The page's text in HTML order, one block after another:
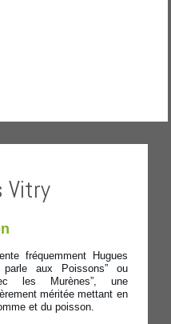
Vitry
fréquemment Hugues
parle aux Poissons” ou
les Murènes”, une
méritée mettant en
et du poisson.